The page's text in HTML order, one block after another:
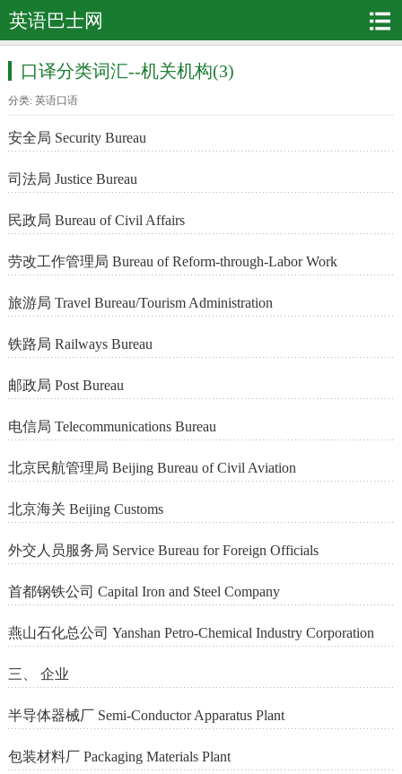
英语巴士网
口译分类词汇--机关机构(3)
分类: 英语口语
安全局 Security Bureau
司法局 Justice Bureau
民政局 Bureau of Civil Affairs
劳改工作管理局 Bureau of Reform-through-Labor Work
旅游局 Travel Bureau/Tourism Administration
铁路局 Railways Bureau
邮政局 Post Bureau
电信局 Telecommunications Bureau
北京民航管理局 Beijing Bureau of Civil Aviation
北京海关 Beijing Customs
外交人员服务局 Service Bureau for Foreign Officials
首都钢铁公司 Capital Iron and Steel Company
燕山石化总公司 Yanshan Petro-Chemical Industry Corporation
三、 企业
半导体器械厂 Semi-Conductor Apparatus Plant
包装材料厂 Packaging Materials Plant